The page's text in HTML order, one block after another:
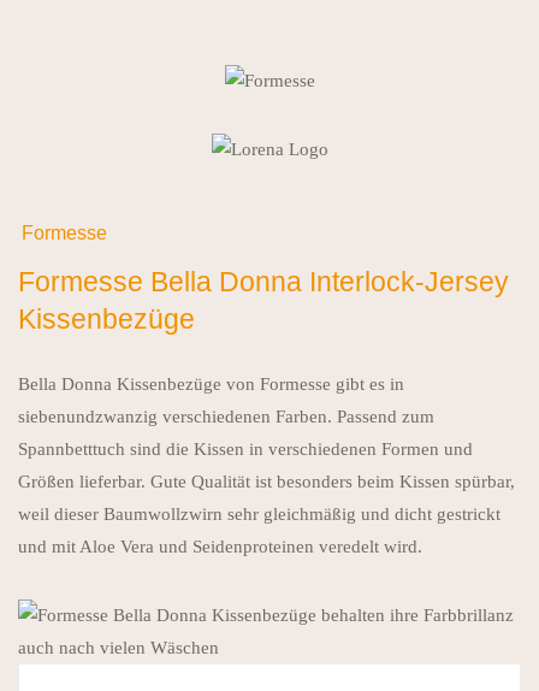
Formesse
Formesse Bella Donna Interlock-Jersey
Kissenbezüge
Bella Donna Kissenbezüge von Formesse gibt es in
siebenundzwanzig verschiedenen Farben. Passend zum
Spannbetttuch sind die Kissen in verschiedenen Formen und
Größen lieferbar. Gute Qualität ist besonders beim Kissen spürbar,
weil dieser Baumwollzwirn sehr gleichmäßig und dicht gestrickt
und mit Aloe Vera und Seidenproteinen veredelt wird.